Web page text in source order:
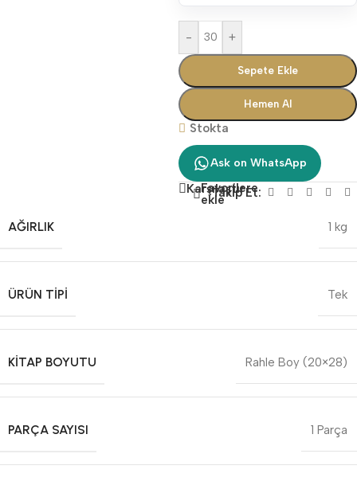
- +
Sepete Ekle
Hemen Al
Stokta
Ask on WhatsApp
Karşılaştır
Favorilere
ekleTakip Et:
AĞIRLIK 1 kg
ÜRÜN TIPI Tek
KITAP BOYUTU Rahle Boy (20×28)
PARÇA SAYISI 1 Parça